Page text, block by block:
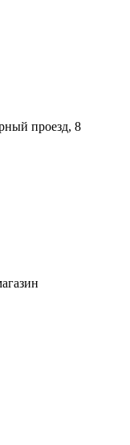
проезд, 8